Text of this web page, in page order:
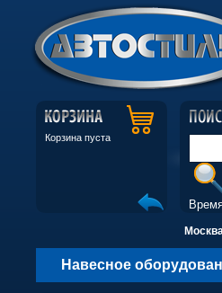
Корзина пуста
Навесное